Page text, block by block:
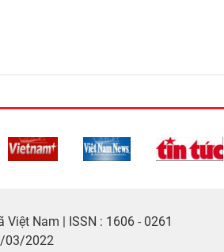
Nam | ISSN : 1606 - 0261
03/2022